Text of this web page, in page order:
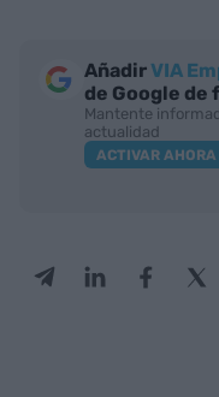
AñadirVIA
de Google
Mantente
actualidad
ACTIVAR AHORA